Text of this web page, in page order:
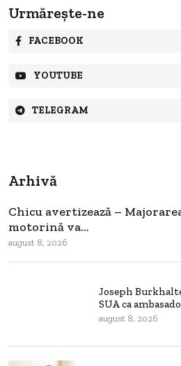
Urmărește-ne
FACEBOOK
YOUTUBE
TELEGRAM
Arhivă
Chicu avertizează –
motorină va...
august 8, 2026
Joseph
SUA ca
august 8, 2026